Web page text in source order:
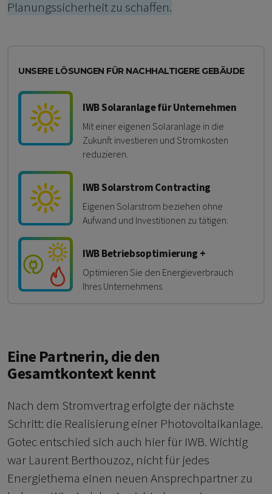
Planungssicherheit zu schaffen.
UNSERE LÖSUNGEN FÜR NACHHALTIGERE GEBÄUDE
IWB Solaranlage für Unternehmen
Mit einer eigenen Solaranlage in die
Zukunft investieren und Stromkosten
reduzieren.
IWB Solarstrom Contracting
Eigenen Solarstrom beziehen ohne
Aufwand und Investitionen zu tätigen.
IWB Betriebsoptimierung +
Optimieren Sie den Energieverbrauch
Ihres Unternehmens
Eine Partnerin, die den
Gesamtkontext kennt
Nach dem Stromvertrag erfolgte der nächste
Schritt: die Realisierung einer Photovoltaikanlage.
Gotec entschied sich auch hier für IWB. Wichtig
war Laurent Berthouzoz, nicht für jedes
Energiethema einen neuen Ansprechpartner zu